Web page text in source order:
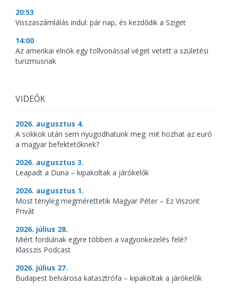
20:53
Visszaszámlálás indul: pár nap, és kezdődik a Sziget
14:00
Az amerikai elnök egy tollvonással véget vetett a születési
turizmusnak
VIDEÓK
2026. augusztus 4.
A sokkok után sem nyugodhatunk meg: mit hozhat az euró
a magyar befektetőknek?
2026. augusztus 3.
Leapadt a Duna – kipakoltak a járókelők
2026. augusztus 1.
Most tényleg megmérettetik Magyar Péter – Ez Viszont
Privát
2026. július 28.
Miért fordulnak egyre többen a vagyonkezelés felé?
Klasszis Podcast
2026. július 27.
Budapest belvárosa katasztrófa – kipakoltak a járókelők